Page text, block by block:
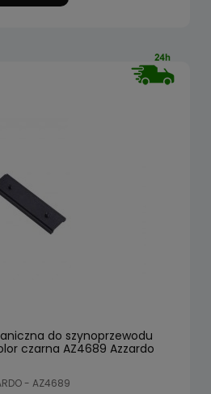
do szynoprzewodu
czarna AZ4689 Azzardo
- AZ4689